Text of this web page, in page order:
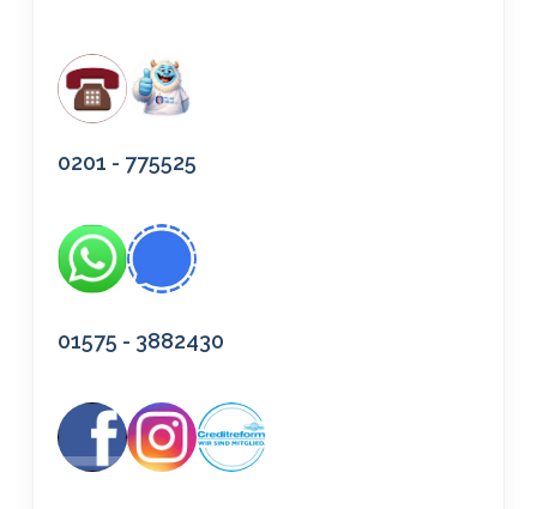
0201 - 775525
01575 - 3882430